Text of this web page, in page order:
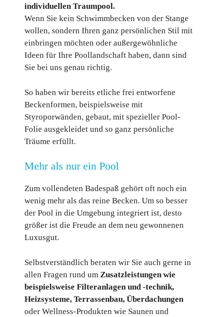
individuellen Traumpool.
Wenn Sie kein Schwimmbecken von der Stange
wollen, sondern Ihren ganz persönlichen Stil mit
einbringen möchten oder außergewöhnliche
Ideen für Ihre Poollandschaft haben, dann sind
Sie bei uns genau richtig.
So haben wir bereits etliche frei entworfene
Beckenformen, beispielsweise mit
Styroporwänden, gebaut, mit spezieller Pool-
Folie ausgekleidet und so ganz persönliche
Träume erfüllt.
Mehr als nur ein Pool
Zum vollendeten Badespaß gehört oft noch ein
wenig mehr als das reine Becken. Um so besser
der Pool in die Umgebung integriert ist, desto
größer ist die Freude an dem neu gewonnenen
Luxusgut.
Selbstverständlich beraten wir Sie auch gerne in
allen Fragen rund um Zusatzleistungen wie
beispielsweise Filteranlagen und -technik,
Heizsysteme, Terrassenbau, Überdachungen
oder Wellness-Produkten wie Saunen und